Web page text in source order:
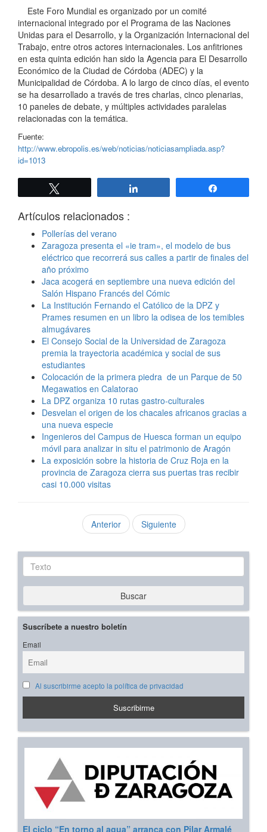
Este Foro Mundial es organizado por un comité
internacional integrado por el Programa de las Naciones
Unidas para el Desarrollo, y la Organización Internacional del
Trabajo, entre otros actores internacionales. Los anfitriones
en esta quinta edición han sido la Agencia para El Desarrollo
Económico de la Ciudad de Córdoba (ADEC) y la
Municipalidad de Córdoba. A lo largo de cinco días, el evento
se ha desarrollado a través de tres charlas, cinco plenarias,
10 paneles de debate, y múltiples actividades paralelas
relacionadas con la temática.
Fuente:
http://www.ebropolis.es/web/noticias/noticiasampliada.asp?
id=1013
Artículos relacionados :
Pollerías del verano
Zaragoza presenta el «ie tram», el modelo de bus
eléctrico que recorrerá sus calles a partir de finales del
año próximo
Jaca acogerá en septiembre una nueva edición del
Salón Hispano Francés del Cómic
La Institución Fernando el Católico de la DPZ y
Prames resumen en un libro la odisea de los temibles
almugávares
El Consejo Social de la Universidad de Zaragoza
premia la trayectoria académica y social de sus
estudiantes
Colocación de la primera piedra de un Parque de 50
Megawatios en Calatorao
La DPZ organiza 10 rutas gastro-culturales
Desvelan el origen de los chacales africanos gracias a
una nueva especie
Ingenieros del Campus de Huesca forman un equipo
móvil para analizar in situ el patrimonio de Aragón
La exposición sobre la historia de Cruz Roja en la
provincia de Zaragoza cierra sus puertas tras recibir
casi 10.000 visitas
Anterior Siguiente
Texto
Buscar
Suscríbete a nuestro boletín
Email
Al suscribirme acepto la política de privacidad
El ciclo “En torno al agua” arranca con Pilar Armalé